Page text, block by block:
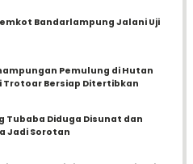
Bandarlampung Jalani Uji
Pemulung di Hutan
Trotoar Bersiap Ditertibkan
Tubaba Diduga Disunat dan
Jadi Sorotan